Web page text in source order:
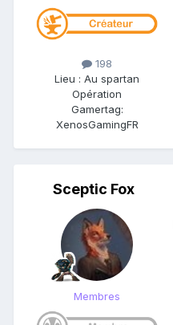
198
Lieu : Au spartan
Opération
Gamertag:
XenosGamingFR
Sceptic Fox
Membres